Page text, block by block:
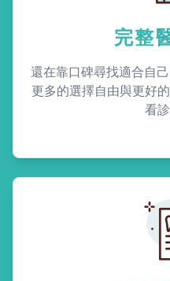
完整
還在靠口碑尋找適合自
更多的選擇自由與更好
看診